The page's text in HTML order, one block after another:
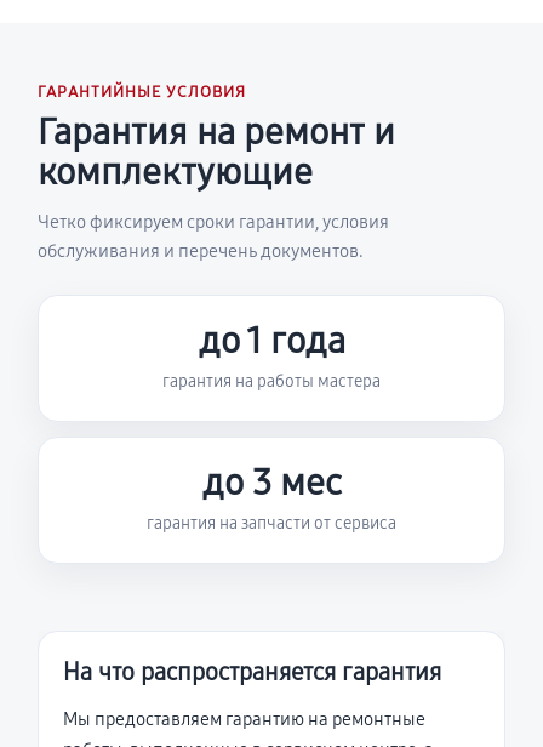
ГАРАНТИЙНЫЕ УСЛОВИЯ
Гарантия на ремонт и
комплектующие
Четко фиксируем сроки гарантии, условия
обслуживания и перечень документов.
до 1 года
гарантия на работы мастера
до 3 мес
гарантия на запчасти от сервиса
На что распространяется гарантия
Мы предоставляем гарантию на ремонтные